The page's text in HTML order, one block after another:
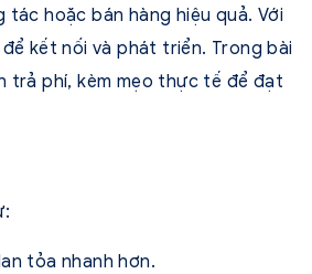
hoặc bán hàng hiệu quả. Với
kết nối và phát triển. Trong bài
trả phí, kèm mẹo thực tế để đạt
tỏa nhanh hơn.